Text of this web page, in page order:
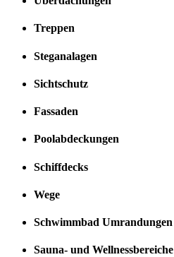
Treppen
Steganalagen
Sichtschutz
Fassaden
Poolabdeckungen
Schiffdecks
Wege
Schwimmbad Umrandungen
Sauna- und Wellnessbereiche